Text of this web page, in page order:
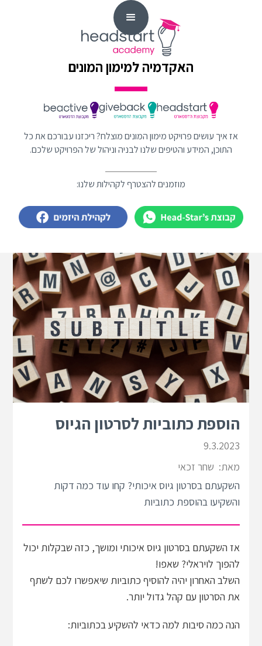
האקדמיה למימון המונים
אז איך עושים פרויקט מימון המונים מוצלח? ריכזנו עבורכם את כל
התוכן, המידע והטיפים שלנו לבניה וניהול של הפרויקט שלכם.
מוזמנים להצטרף לקהילות שלנו:
הוספת כתוביות לסרטון הגיוס
9.3.2023
מאת: שחר זכאי
השקעתם בסרטון גיוס איכותי? קחו עוד כמה דקות
והשקיעו בהוספת כתוביות
אז השקעתם בסרטון גיוס איכותי ומושך, כזה שבקלות יכול
להפוך לויראלי? שאפו!
השלב האחרון יהיה להוסיף כתוביות שיאפשרו לכם לשתף
את הסרטון עם קהל גדול יותר.
הנה כמה סיבות למה כדאי להשקיע בכתוביות: